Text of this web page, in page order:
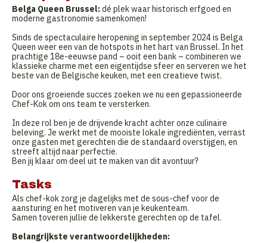
Belga Queen Brussel:dé plek waar historisch erfgoed en
moderne gastronomie samenkomen!
Sinds de spectaculaire heropening in september 2024 is Belga
Queen weer een van de hotspots in het hart van Brussel. In het
prachtige 18e-eeuwse pand – ooit een bank – combineren we
klassieke charme met een eigentijdse sfeer en serveren we het
beste van de Belgische keuken, met een creatieve twist.
Door ons groeiende succes zoeken we nu een gepassioneerde
Chef-Kok om ons team te versterken.
In deze rol ben je de drijvende kracht achter onze culinaire
beleving. Je werkt met de mooiste lokale ingrediënten, verrast
onze gasten met gerechten die de standaard overstijgen, en
streeft altijd naar perfectie.
Ben jij klaar om deel uit te maken van dit avontuur?
Tasks
Als chef-kok zorg je dagelijks met de sous-chef voor de
aansturing en het motiveren van je keukenteam.
Samen toveren jullie de lekkerste gerechten op de tafel.
Belangrijkste verantwoordelijkheden: